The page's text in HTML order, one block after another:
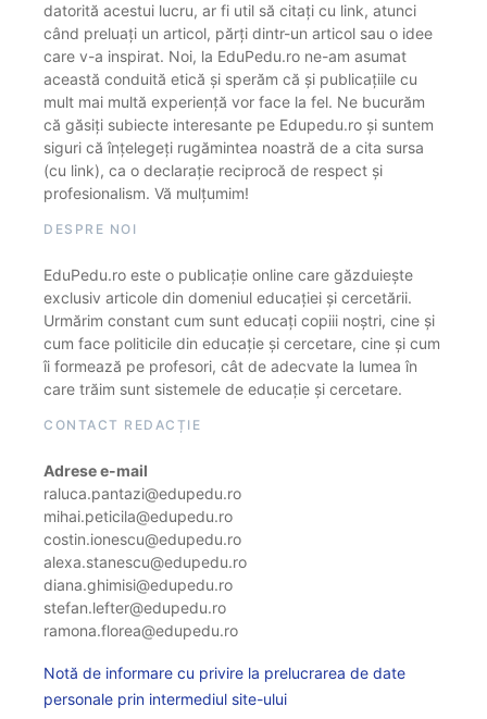
datorită acestui lucru, ar fi util să citați cu link, atunci
când preluați un articol, părți dintr-un articol sau o idee
care v-a inspirat. Noi, la EduPedu.ro ne-am asumat
această conduită etică și sperăm că și publicațiile cu
mult mai multă experiență vor face la fel. Ne bucurăm
că găsiți subiecte interesante pe Edupedu.ro și suntem
siguri că înțelegeți rugămintea noastră de a cita sursa
(cu link), ca o declarație reciprocă de respect și
profesionalism. Vă mulțumim!
DESPRE NOI
EduPedu.ro este o publicație online care găzduiește
exclusiv articole din domeniul educației și cercetării.
Urmărim constant cum sunt educați copiii noștri, cine și
cum face politicile din educație și cercetare, cine și cum
îi formează pe profesori, cât de adecvate la lumea în
care trăim sunt sistemele de educație și cercetare.
CONTACT REDACȚIE
Adrese e-mail
raluca.pantazi@edupedu.ro
mihai.peticila@edupedu.ro
costin.ionescu@edupedu.ro
alexa.stanescu@edupedu.ro
diana.ghimisi@edupedu.ro
stefan.lefter@edupedu.ro
ramona.florea@edupedu.ro
Notă de informare cu privire la prelucrarea de date
personale prin intermediul site-ului